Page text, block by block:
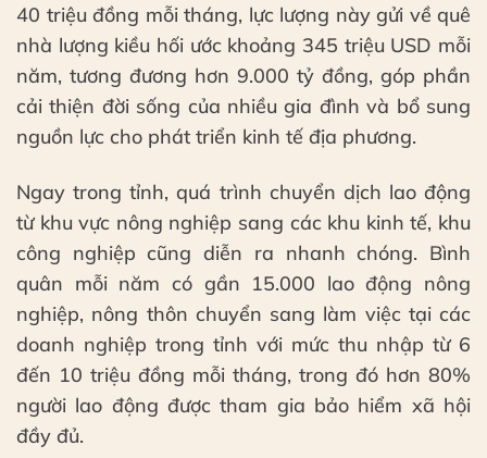
40 triệu đồng mỗi tháng, lực lượng này gửi về quê
nhà lượng kiều hối ước khoảng 345 triệu USD mỗi
năm, tương đương hơn 9.000 tỷ đồng, góp phần
cải thiện đời sống của nhiều gia đình và bổ sung
nguồn lực cho phát triển kinh tế địa phương.
Ngay trong tỉnh, quá trình chuyển dịch lao động
từ khu vực nông nghiệp sang các khu kinh tế, khu
công nghiệp cũng diễn ra nhanh chóng. Bình
quân mỗi năm có gần 15.000 lao động nông
nghiệp, nông thôn chuyển sang làm việc tại các
doanh nghiệp trong tỉnh với mức thu nhập từ 6
đến 10 triệu đồng mỗi tháng, trong đó hơn 80%
người lao động được tham gia bảo hiểm xã hội
đầy đủ.